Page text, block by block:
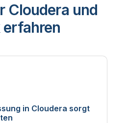
Cloudera und
erfahren
in Cloudera sorgt